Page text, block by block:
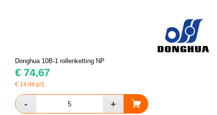
Donghua 10B-1 rollenketting NP
€ 74,67
€ 14,94 p/1